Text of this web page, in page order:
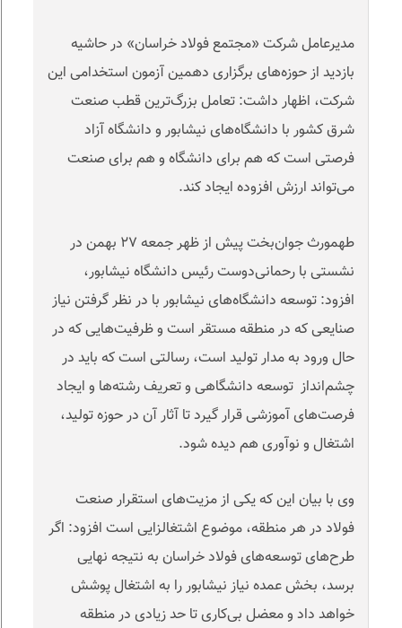
مدیرعامل شرکت «مجتمع فولاد خراسان» در حاشیه
بازدید از حوزه‌های برگزاری دهمین آزمون استخدامی این
شرکت، اظهار داشت: تعامل بزرگ‌ترین قطب صنعت
شرق کشور با دانشگاه‌های نیشابور و دانشگاه آزاد
فرصتی است که هم‌ برای دانشگاه و هم‌ برای صنعت
می‌تواند ارزش افزوده ایجاد کند.
طهمورث‌ جوان‌بخت پیش از ظهر جمعه ۲۷ بهمن در
نشستی با رحمانی‌دوست رئیس دانشگاه نیشابور،
افزود: توسعه دانشگاه‌های نیشابور با در نظر گرفتن نیاز
صنایعی که در منطقه مستقر است و ظرفیت‌هایی که در
حال ورود به مدار تولید است، رسالتی است که باید در
چشم‌انداز توسعه دانشگاهی و تعریف رشته‌ها و ایجاد
فرصت‌های آموزشی قرار گیرد تا آثار آن در حوزه تولید،
اشتغال و نوآوری هم دیده شود.
وی با بیان این که یکی از مزیت‌های استقرار صنعت
فولاد در هر منطقه، موضوع اشتغالزایی است افزود: اگر
طرح‌های توسعه‌های فولاد خراسان به نتیجه نهایی
برسد، بخش عمده نیاز نیشابور را به اشتغال پوشش
خواهد داد و معضل بی‌کاری تا حد زیادی در منطقه